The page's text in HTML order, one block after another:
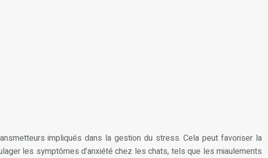
impliqués dans la gestion du stress. Cela peut favoriser la
les symptômes d’anxiété chez les chats, tels que les miaulements